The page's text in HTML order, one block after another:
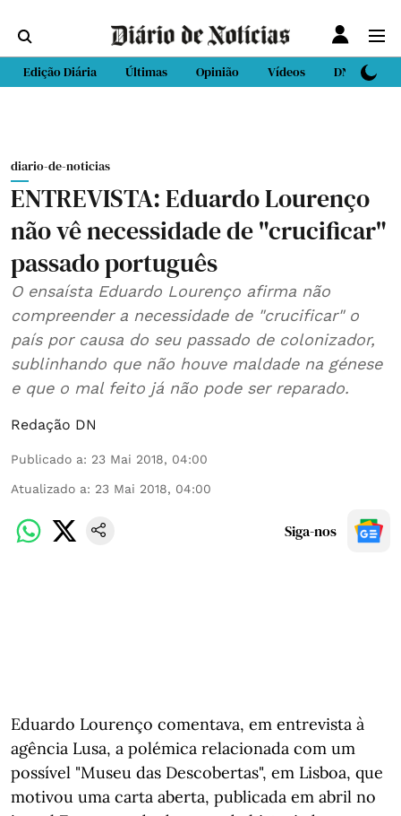
Edição Diária Últimas Opinião Vídeos DN Sport
diario-de-noticias
ENTREVISTA: Eduardo Lourenço
não vê necessidade de "crucificar"
passado português
O ensaísta Eduardo Lourenço afirma não
compreender a necessidade de "crucificar" o
país por causa do seu passado de colonizador,
sublinhando que não houve maldade na génese
e que o mal feito já não pode ser reparado.
Redação DN
Publicado a: 23 Mai 2018, 04:00
Atualizado a: 23 Mai 2018, 04:00
Siga-nos
Eduardo Lourenço comentava, em entrevista à
agência Lusa, a polémica relacionada com um
possível "Museu das Descobertas", em Lisboa, que
motivou uma carta aberta, publicada em abril no